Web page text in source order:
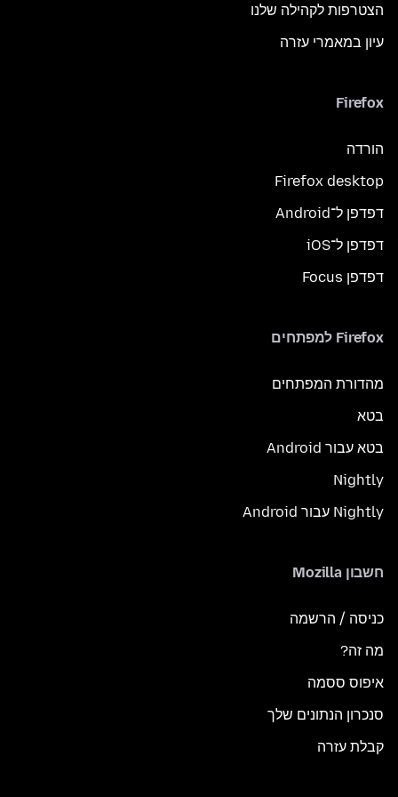
הצטרפות לקהילה שלנו
עיון במאמרי עזרה
Firefox
הורדה
Firefox desktop
דפדפן ל־Android
דפדפן ל־iOS
דפדפן Focus
Firefox למפתחים
מהדורת המפתחים
בטא
בטא עבור Android
Nightly
Nightly עבור Android
חשבון Mozilla
כניסה / הרשמה
מה זה?
איפוס ססמה
סנכרון הנתונים שלך
קבלת עזרה